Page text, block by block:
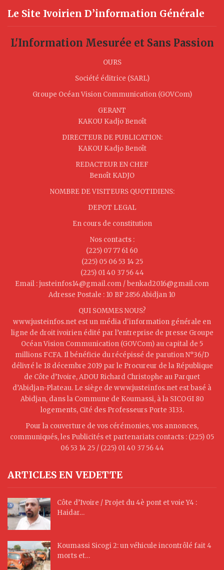
Le Site Ivoirien D’information Générale
L'Information Mesurée et Sans Passion
OURS
Société éditrice (SARL)
Groupe Océan Vision Communication (GOVCom)
GERANT
KAKOU Kadjo Benoît
DIRECTEUR DE PUBLICATION:
KAKOU Kadjo Benoît
REDACTEUR EN CHEF
Benoît KADJO
NOMBRE DE VISITEURS QUOTIDIENS:
DEPOT LEGAL
En cours de constitution
Nos contacts :
(225) 07 77 61 60
(225) 05 06 53 14 25
(225) 01 40 37 56 44
Email : justeinfos14@gmail.com / benkad2016@gmail.com
Adresse Postale : 10 BP 2856 Abidjan 10
QUI SOMMES NOUS?
www.justeinfos.net est un média d'information générale en
ligne de droit ivoirien édité par l’entreprise de presse Groupe
Océan Vision Communication (GOVCom) au capital de 5
millions FCFA. Il bénéficie du récépissé de parution N°36/D
délivré le 18 décembre 2019 par le Procureur de la République
de Côte d’Ivoire, ADOU Richard Christophe au Parquet
d’Abidjan-Plateau. Le siège de www.justeinfos.net est basé à
Abidjan, dans la Commune de Koumassi, à la SICOGI 80
logements, Cité des Professeurs Porte 3133.
Pour la couverture de vos cérémonies, vos annonces,
communiqués, les Publicités et partenariats contacts : (225) 05
06 53 14 25 / (225) 01 40 37 56 44
ARTICLES EN VEDETTE
Côte d’Ivoire / Projet du 4è pont et voie Y4 :
Haidar…
Koumassi Sicogi 2: un véhicule incontrôlé fait 4
morts et…